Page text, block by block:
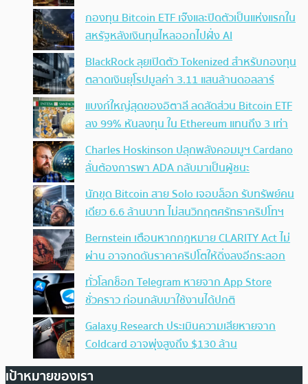
กองทุน Bitcoin ETF เจ๊งและปิดตัวเป็นแห่งแรกใน
สหรัฐหลังเงินทุนไหลออกไปฝั่ง AI
BlackRock ลุยเปิดตัว Tokenized สำหรับกองทุน
ตลาดเงินยุโรปมูลค่า 3.11 แสนล้านดอลลาร์
แบงก์ใหญ่สุดของอิตาลี ลดสัดส่วน Bitcoin ETF
ลง 99% หันลงทุน ใน Ethereum แทนถึง 3 เท่า
Charles Hoskinson ปลุกพลังคอมมูฯ Cardano
ลั่นต้องการพา ADA กลับมาเป็นผู้ชนะ
นักขุด Bitcoin สาย Solo เจอบล็อก รับทรัพย์คน
เดียว 6.6 ล้านบาท ไม่สนวิกฤตศรัทธาคริปโทฯ
Bernstein เตือนหากกฎหมาย CLARITY Act ไม่
ผ่าน อาจกดดันราคาคริปโตให้ดิ่งลงอีกระลอก
ทั่วโลกช็อก Telegram หายจาก App Store
ชั่วคราว ก่อนกลับมาใช้งานได้ปกติ
Galaxy Research ประเมินความเสียหายจาก
Coldcard อาจพุ่งสูงถึง $130 ล้าน
เป้าหมายของเรา